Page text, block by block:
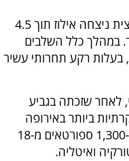
ברבע הגמר של התחרות הארצית ניצחה אילוז תוך 4.5
במהלך כלל השלבים
בעלות רקע תחרותי עשיר
לאחר שזכתה בגביע
ביותר באירופה
לגילה, בה השתתפו למעלה מ-1,300 ספורטאים מ-18
ואיטליה.